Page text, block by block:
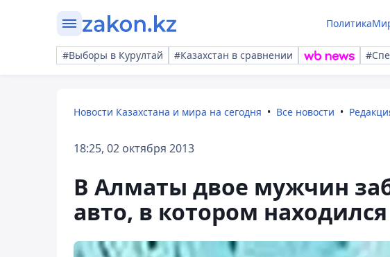
Политика
#Выборы в Курултай #Казахстан в сравнении
Новости Казахстана и мира на сегодня Все новости
18:25, 02 октября 2013
В Алматы двое мужчин
авто, в котором